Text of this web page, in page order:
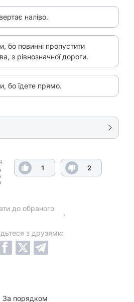
наліво.
бо повинні пропустити
з рівнозначної дороги.
бо їдете прямо.
1 2
до обраного
з друзями:
За порядком